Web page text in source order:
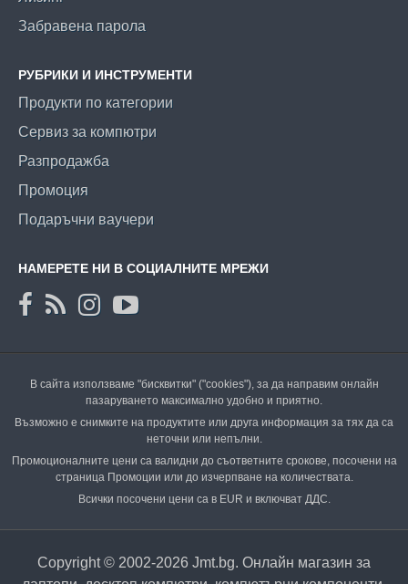
Забравена парола
РУБРИКИ И ИНСТРУМЕНТИ
Продукти по категории
Сервиз за компютри
Разпродажба
Промоция
Подаръчни ваучери
НАМЕРЕТЕ НИ В СОЦИАЛНИТЕ МРЕЖИ
В сайта използваме "бисквитки" ("cookies"), за да направим онлайн
пазаруването максимално удобно и приятно.
Възможно е снимките на продуктите или друга информация за тях да са
неточни или непълни.
Промоционалните цени са валидни до съответните срокове, посочени на
страница Промоции или до изчерпване на количествата.
Всички посочени цени са в EUR и включват ДДС.
Copyright © 2002-2026 Jmt.bg. Онлайн магазин за